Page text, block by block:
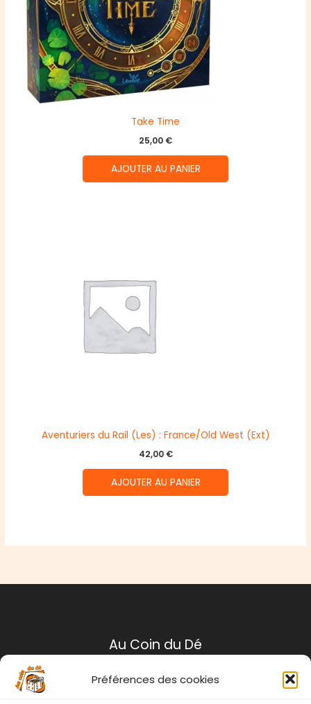
Préférences des cookies
Take Time
25,00 €
AJOUTER AU PANIER
Aventuriers du Rail (Les) : France/Old West (Ext)
42,00 €
AJOUTER AU PANIER
Au Coin du Dé